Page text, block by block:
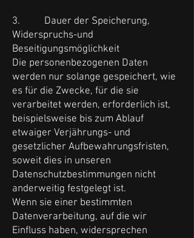
3. Dauer der Speicherung,
Widerspruchs-und
Beseitigungsmöglichkeit
Die personenbezogenen Daten
werden nur solange gespeichert, wie
es für die Zwecke, für die sie
verarbeitet werden, erforderlich ist,
beispielsweise bis zum Ablauf
etwaiger Verjährungs- und
gesetzlicher Aufbewahrungsfristen,
soweit dies in unseren
Datenschutzbestimmungen nicht
anderweitig festgelegt ist.
Wenn sie einer bestimmten
Datenverarbeitung, auf die wir
Einfluss haben, widersprechen